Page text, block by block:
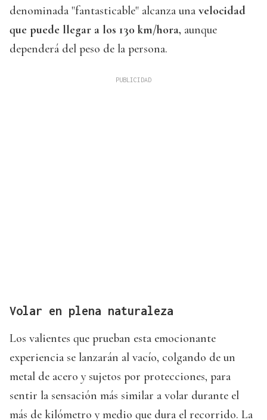
denominada "fantasticable" alcanza una velocidad
que puede llegar a los 130 km/hora, aunque
dependerá del peso de la persona.
Volar en plena naturaleza
Los valientes que prueban esta emocionante
experiencia se lanzarán al vacío, colgando de un
metal de acero y sujetos por protecciones, para
sentir la sensación más similar a volar durante el
más de kilómetro y medio que dura el recorrido. La